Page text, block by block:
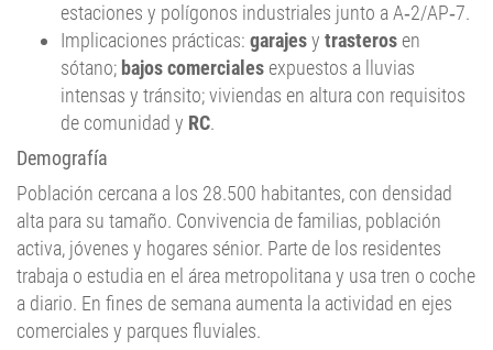
estaciones y polígonos industriales junto a A‑2/AP‑7.
Implicaciones prácticas: garajesy trasteros en
sótano; bajos comerciales expuestos a lluvias
intensas y tránsito; viviendas en altura con requisitos
de comunidad y RC.
Demografía
Población cercana a los 28.500 habitantes, con densidad
alta para su tamaño. Convivencia de familias, población
activa, jóvenes y hogares sénior. Parte de los residentes
trabaja o estudia en el área metropolitana y usa tren o coche
a diario. En fines de semana aumenta la actividad en ejes
comerciales y parques fluviales.